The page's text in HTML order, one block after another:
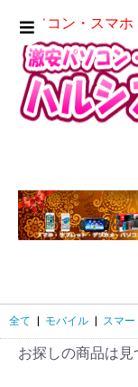
パソコン・スマ
全て | モバイル | スマ
お探しの商品は